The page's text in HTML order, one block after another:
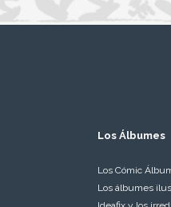
Los Álbumes
Los Cómic
Los álbumes